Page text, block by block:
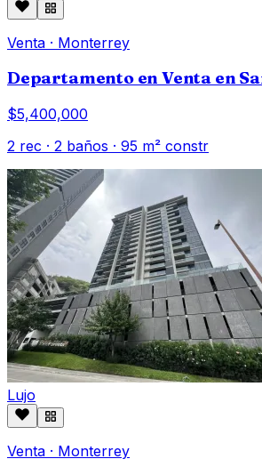
Venta · Monterrey
Departamento en Venta en
$5,400,000
2 rec · 2 baños · 95 m² constr
Lujo
Venta · Monterrey